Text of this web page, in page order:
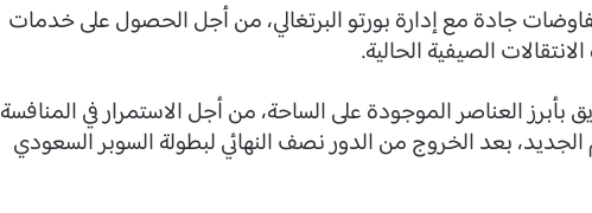
جادة مع إدارة بورتو البرتغالي، من أجل الحصول على خدمات
الصيفية الحالية.
العناصر الموجودة على الساحة، من أجل الاستمرار في المنافسة
الجديد، بعد الخروج من الدور نصف النهائي لبطولة السوبر السعودي